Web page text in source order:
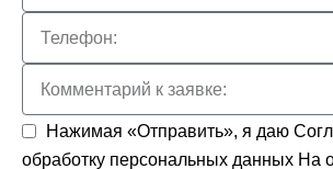
Нажимая «Отправить», я даю
обработку персональных данных На